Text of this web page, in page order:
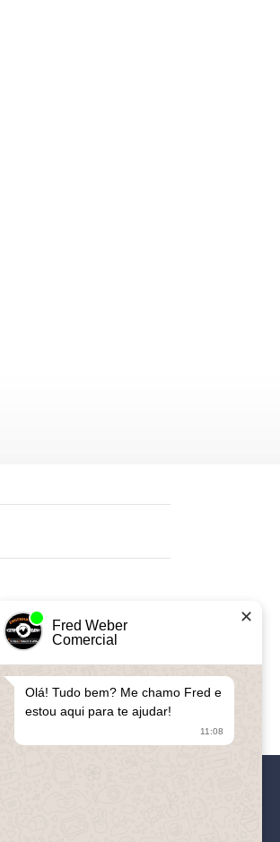
ENVIAR
Fred Weber
Comercial
✕
Olá! Tudo bem? Me chamo Fred e
estou aqui para te ajudar!
11:08